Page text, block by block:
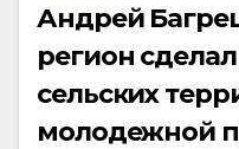
Андрей
регион
сельских
молодежной